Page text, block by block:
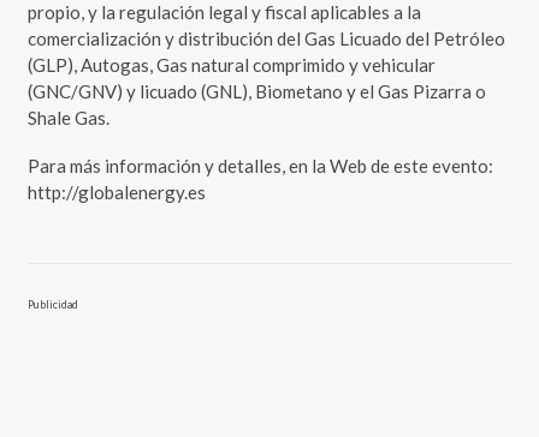
propio, y la regulación legal y fiscal aplicables a la
comercialización y distribución del Gas Licuado del Petróleo
(GLP), Autogas, Gas natural comprimido y vehicular
(GNC/GNV) y licuado (GNL), Biometano y el Gas Pizarra o
Shale Gas.
Para más información y detalles, en la Web de este evento:
http://globalenergy.es
Publicidad